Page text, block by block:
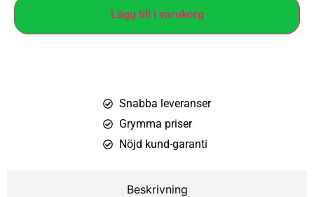
Lägg till i varukorg
Snabba leveranser
Grymma priser
Nöjd kund-garanti
Beskrivning